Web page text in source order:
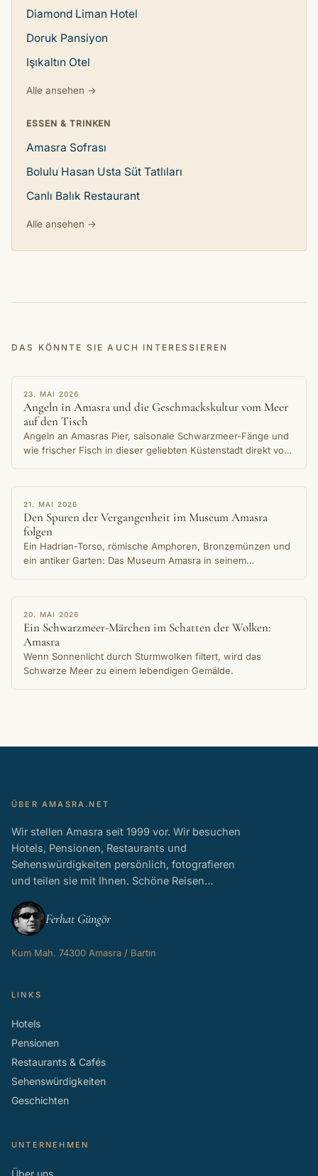
Diamond Liman Hotel
Doruk Pansiyon
Işıkaltın Otel
Alle ansehen →
ESSEN & TRINKEN
Amasra Sofrası
Bolulu Hasan Usta Süt Tatlıları
Canlı Balık Restaurant
Alle ansehen →
DAS KÖNNTE SIE AUCH INTERESSIEREN
ERZÄHLUNG
23. MAI 2026
Angeln in Amasra und die Geschmackskultur vom Meer
auf den Tisch
Angeln an Amasras Pier, saisonale Schwarzmeer-Fänge und
wie frischer Fisch in dieser geliebten Küstenstadt direkt vom
ERZÄHLUNG
21. MAI 2026
Den Spuren der Vergangenheit im Museum Amasra
folgen
Ein Hadrian-Torso, römische Amphoren, Bronzemünzen und
ein antiker Garten: Das Museum Amasra in seinem
ERZÄHLUNG
20. MAI 2026
Ein Schwarzmeer-Märchen im Schatten der Wolken:
Amasra
Wenn Sonnenlicht durch Sturmwolken filtert, wird das
Schwarze Meer zu einem lebendigen Gemälde.
ÜBER AMASRA.NET
Wir stellen Amasra seit 1999 vor. Wir besuchen
Hotels, Pensionen, Restaurants und
Sehenswürdigkeiten persönlich, fotografieren
und teilen sie mit Ihnen. Schöne Reisen…
Ferhat Güngör
Kum Mah. 74300 Amasra / Bartın
LINKS
Hotels
Pensionen
Restaurants & Cafés
Sehenswürdigkeiten
Geschichten
UNTERNEHMEN